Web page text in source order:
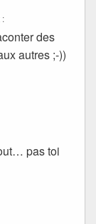
:
des
autres ;-))
pas toi